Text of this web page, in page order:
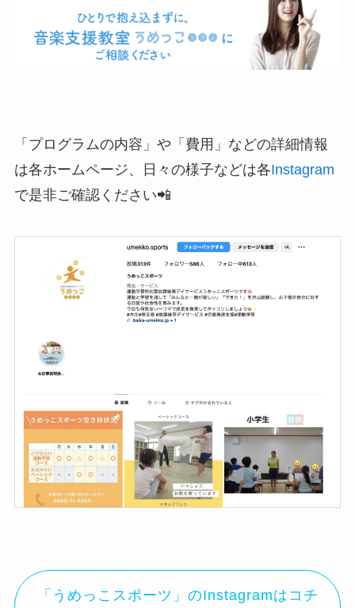
「プログラムの内容」や「費用」などの詳細情報
は各ホームページ、日々の様子などは各Instagram
で是非ご確認ください📲
「うめっこスポーツ」のInstagramはコチ